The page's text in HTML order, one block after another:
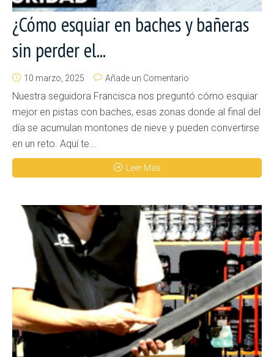
¿Cómo esquiar en baches y bañeras
sin perder el...
10 marzo, 2025 Añade un Comentario
Nuestra seguidora Francisca nos preguntó cómo esquiar
mejor en pistas con baches, esas zonas donde al final del
día se acumulan montones de nieve y pueden convertirse
en un reto. Aquí te...
Leer Más